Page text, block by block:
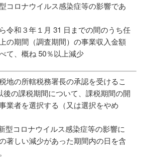
コロナウイルス感染症等の影響であ
令和３年１月 31 日までの間のうち任
の期間（調査期間）の事業収入金額
て、概ね 50％以上減少
地の所轄税務署長の承認を受けるこ
後の課税期間について、課税期間の開
業者を選択する（又は選択をやめ
型コロナウイルス感染症等の影響に
著しい減少があった期間内の日を含